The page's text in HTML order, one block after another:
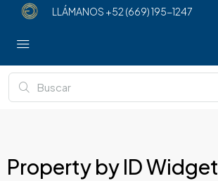
LLÁMANOS +52 (669) 195-1247
Property by ID Widget​